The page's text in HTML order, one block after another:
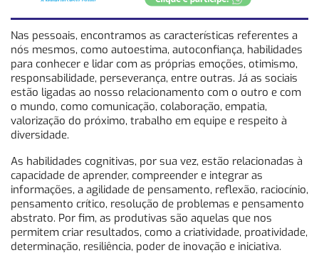
Nas pessoais, encontramos as características referentes a
nós mesmos, como autoestima, autoconfiança, habilidades
para conhecer e lidar com as próprias emoções, otimismo,
responsabilidade, perseverança, entre outras. Já as sociais
estão ligadas ao nosso relacionamento com o outro e com
o mundo, como comunicação, colaboração, empatia,
valorização do próximo, trabalho em equipe e respeito à
diversidade.
As habilidades cognitivas, por sua vez, estão relacionadas à
capacidade de aprender, compreender e integrar as
informações, a agilidade de pensamento, reflexão, raciocínio,
pensamento crítico, resolução de problemas e pensamento
abstrato. Por fim, as produtivas são aquelas que nos
permitem criar resultados, como a criatividade, proatividade,
determinação, resiliência, poder de inovação e iniciativa.